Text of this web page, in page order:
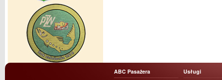
ABC Pasażera Usługi